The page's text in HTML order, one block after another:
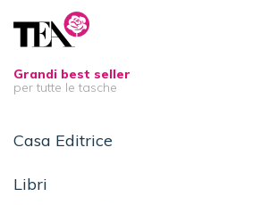
Grandi best seller
per tutte le tasche
Casa Editrice
Libri